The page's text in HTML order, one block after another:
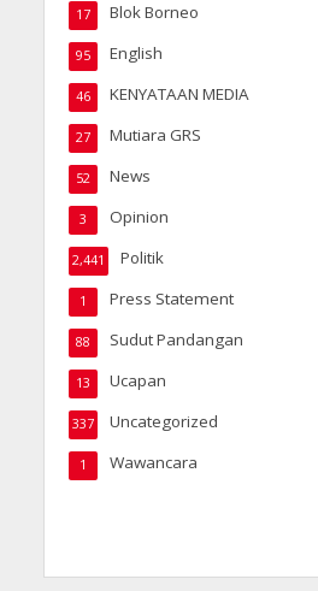
Blok Borneo
17
English
95
KENYATAAN MEDIA
46
Mutiara GRS
27
News
52
Opinion
3
Politik
2,441
Press Statement
1
Sudut Pandangan
88
Ucapan
13
Uncategorized
337
Wawancara
1